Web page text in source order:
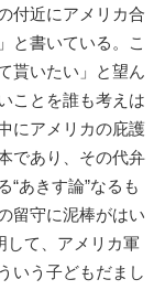
付近にアメリカ合
と書いている。こ
貰いたい」と望ん
ことを誰も考えは
にアメリカの庇護
であり、その代弁
“あきす論”なるも
留守に泥棒がはい
して、アメリカ軍
いう子どもだまし